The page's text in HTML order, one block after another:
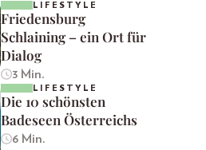
LIFESTYLE
Friedensburg
Schlaining – ein Ort für
Dialog
3 Min.
LIFESTYLE
Die 10 schönsten
Badeseen Österreichs
6 Min.